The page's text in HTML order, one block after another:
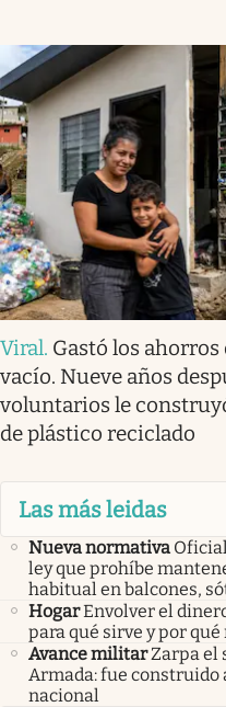
Viral. Gastó los
vacío. Nueve años
voluntarios le
de plástico reciclado
Las más leidas
Nueva normativa
ley que prohíbe
habitual en balcones,
HogarEnvolver el
para qué sirve y por
Avance militarZarpa el
Armada: fue construido
nacional